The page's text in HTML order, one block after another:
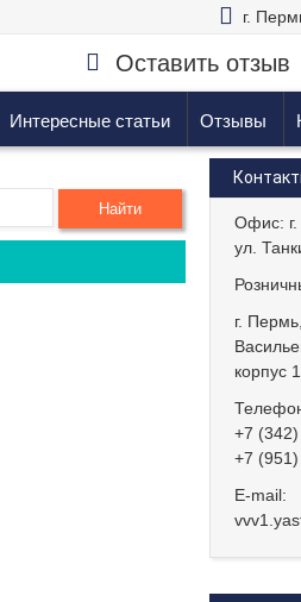
г.
Оставить отзыв
Интересные статьи Отзывы
Офис: г.
ул.
г.
корпус 1
+7
+7
E-mail: